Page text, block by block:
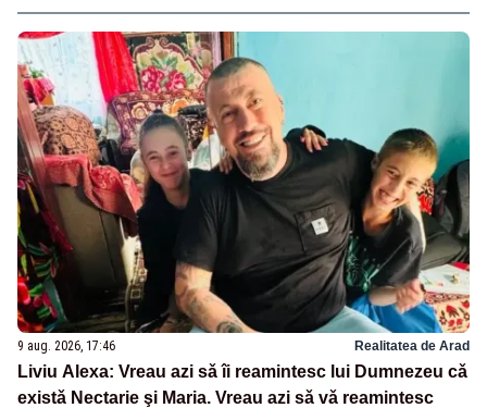
9 aug. 2026, 17:46 Realitatea de Arad
Liviu Alexa: Vreau azi sǎ îi reamintesc lui Dumnezeu cǎ
existǎ Nectarie şi Maria. Vreau azi sǎ vǎ reamintesc